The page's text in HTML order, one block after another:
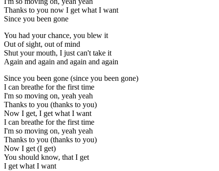
Thanks to you now I get what I want
Since you been gone
You had your chance, you blew it
Out of sight, out of mind
Shut your mouth, I just can't take it
Again and again and again and again
Since you been gone (since you been gone)
I can breathe for the first time
I'm so moving on, yeah yeah
Thanks to you (thanks to you)
Now I get, I get what I want
I can breathe for the first time
I'm so moving on, yeah yeah
Thanks to you (thanks to you)
Now I get (I get)
You should know, that I get
I get what I want